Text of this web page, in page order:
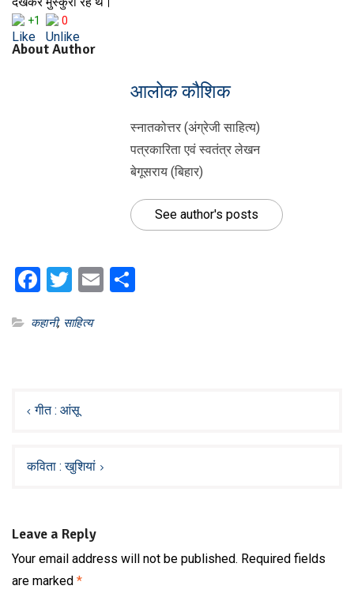
+1 0
About Author
आलोक कौशिक
स्नातकोत्तर (अंग्रेजी साहित्य)
पत्रकारिता एवं स्वतंत्र लेखन
बेगूसराय (बिहार)
See author's posts
Facebook
Twitter
Email
कहानी, साहित्य
navigation
गीत : आंसू
कविता : खुशियां
Leave a Reply
Your email address will not be published. Required fields
are marked *